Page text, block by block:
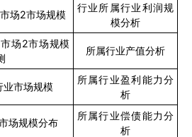
场2市场规模
行业所属行业利润规
模分析
场2市场规模
所属行业产值分析
业市场规模
所属行业盈利能力分
析
场规模分布
所属行业偿债能力分
析